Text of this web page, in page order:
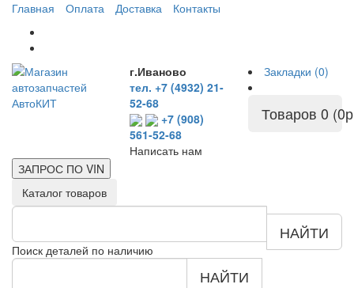
Главная Оплата Доставка Контакты
г.Иваново
тел. +7 (4932) 21-
52-68
+7 (908)
561-52-68
Написать нам
Закладки (0)
Товаров 0
ЗАПРОС ПО VIN
Каталог товаров
Поиск деталей по наличию
НАЙТИ
НАЙТИ